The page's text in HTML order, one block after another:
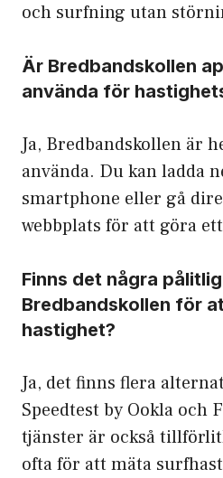
och surfning utan
Är Bredbandskollen
använda för
Ja, Bredbandskollen är
använda. Du kan ladda
smartphone eller gå
webbplats för att göra
Finns det några
Bredbandskollen för
hastighet?
Ja, det finns flera
Speedtest by Ookla och
tjänster är också
ofta för att mäta